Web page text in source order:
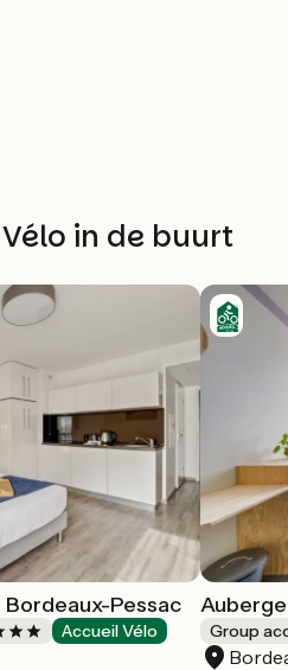
Vélo in de buurt
Bordeaux-Pessac
Accueil Vélo Group